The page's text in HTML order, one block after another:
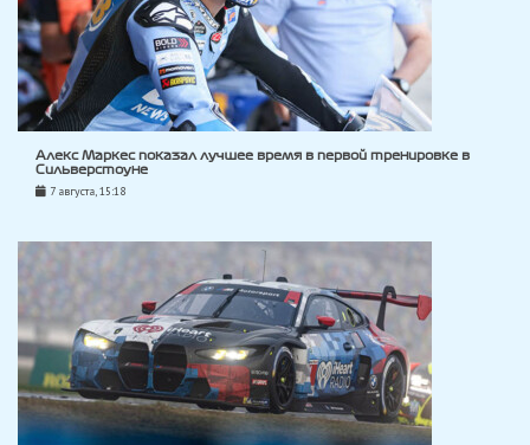
Алекс Маркес показал лучшее время в первой тренировке в
Сильверстоуне
7 августа, 15:18